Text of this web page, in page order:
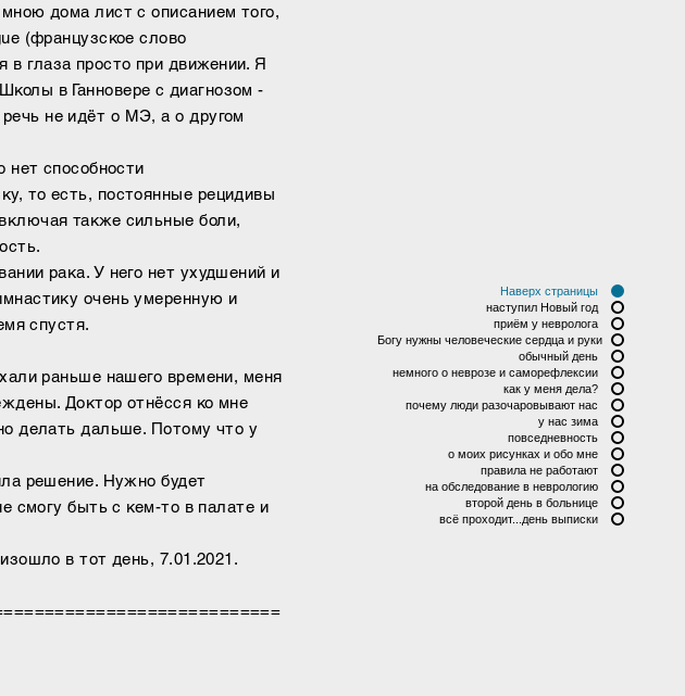
Наверх страницы
наступил Новый год
приём у невролога
Богу нужны человеческие сердца и руки
обычный день
немного о неврозе и саморефлексии
как у меня дела?
почему люди разочаровывают нас
у нас зима
повседневность
о моих рисунках и обо мне
правила не работают
на обследование в неврологию
второй день в больнице
всё проходит...день выписки
дома лист с описанием того,
(французское слово
глаза просто при движении. Я
в Ганновере с диагнозом -
не идёт о МЭ, а о другом
нет способности
то есть, постоянные рецидивы
также сильные боли,
рака. У него нет ухудшений и
очень умеренную и
спустя.
раньше нашего времени, меня
Доктор отнёсся ко мне
делать дальше. Потому что у
решение. Нужно будет
смогу быть с кем-то в палате и
в тот день, 7.01.2021.